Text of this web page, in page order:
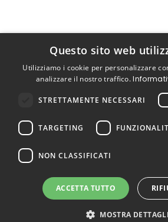
Questo sito web
Utilizziamo i cookie per personalizzare
analizzare il nostro traffico.
STRETTAMENTE NECESSARI
TARGETING
NON CLASSIFICATI
ACCETTA TUTTO
MOSTRA DETTAGLI